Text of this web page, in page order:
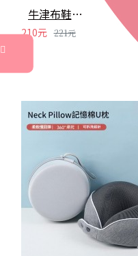
牛津布鞋子收納袋 旅行必備斜紋球鞋收納包 外出鞋袋
210元 221元